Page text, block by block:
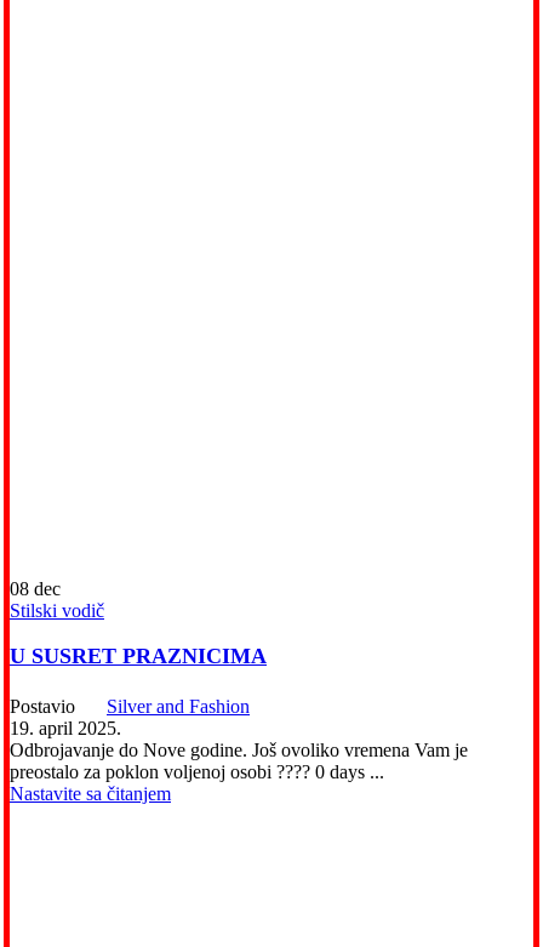
08 dec
Stilski vodič
U SUSRET PRAZNICIMA
Postavio
Silver and Fashion
19. april 2025.
Odbrojavanje do Nove godine. Još ovoliko vremena Vam je
preostalo za poklon voljenoj osobi ???? 0 days ...
Nastavite sa čitanjem